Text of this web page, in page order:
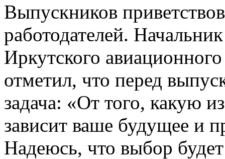
Выпускников
работодателей.
Иркутского
отметил, что перед
задача: «От того, какую
зависит ваше будущее и
Надеюсь, что выбор